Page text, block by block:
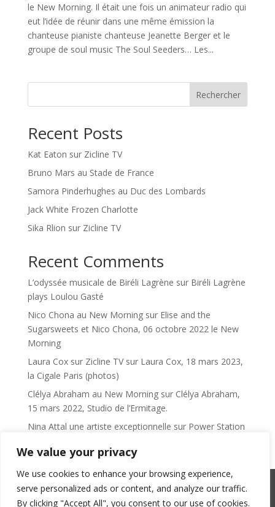
We value your privacy
We use cookies to enhance your browsing experience,
serve personalized ads or content, and analyze our traffic.
By clicking "Accept All", you consent to our use of cookies.
le New Morning. Il était une fois un animateur radio qui
eut l’idée de réunir dans une même émission la
chanteuse pianiste chanteuse Jeanette Berger et le
groupe de soul music The Soul Seeders… Les...
Rechercher
Recent Posts
Kat Eaton sur Zicline TV
Bruno Mars au Stade de France
Samora Pinderhughes au Duc des Lombards
Jack White Frozen Charlotte
Sika Rlion sur Zicline TV
Recent Comments
L’odyssée musicale de Biréli Lagrène sur Biréli Lagrène
plays Loulou Gasté
Nico Chona au New Morningsur Elise and the
Sugarsweets et Nico Chona, 06 octobre 2022 le New
Morning
Laura Cox sur Zicline TVsur Laura Cox, 18 mars 2023,
la Cigale Paris (photos)
Clélya Abraham au New Morningsur Clélya Abraham,
15 mars 2022, Studio de l’Ermitage.
Nina Attal une artiste exceptionnelle sur Power Station
SACEM : 101735096 – ©Copyright Zicline 1998 –